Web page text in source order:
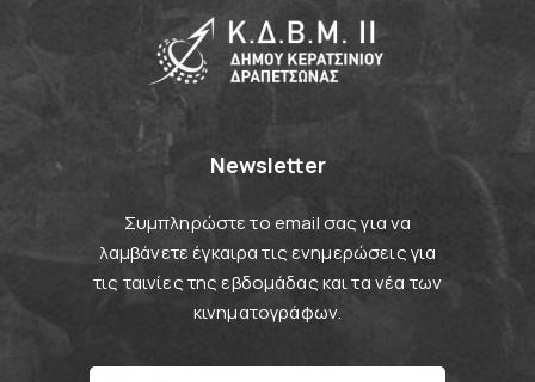
Newsletter
Συμπληρώστε το email σας για να
λαμβάνετε έγκαιρα τις ενημερώσεις για
τις ταινίες της εβδομάδας και τα νέα των
κινηματογράφων.